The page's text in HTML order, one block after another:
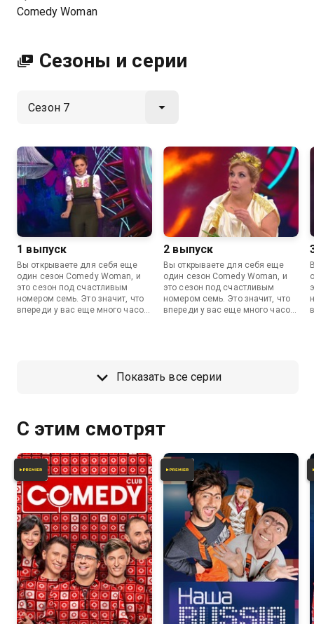
вы можете совершенно бесплатно в хорошем HD
Comedy Woman
Сезоны и серии
1 выпуск
Вы открываете для себя еще
один сезон Comedy Woman, и
это сезон под счастливым
номером семь. Это значит, что
впереди у вас еще много часов
2 выпуск
Вы открываете для себя еще
один сезон Comedy Woman, и
это сезон под счастливым
номером семь. Это значит, что
впереди у вас еще много часов
Показать все серии
С этим смотрят